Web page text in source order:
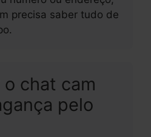
precisa saber tudo de
o chat cam
pelo